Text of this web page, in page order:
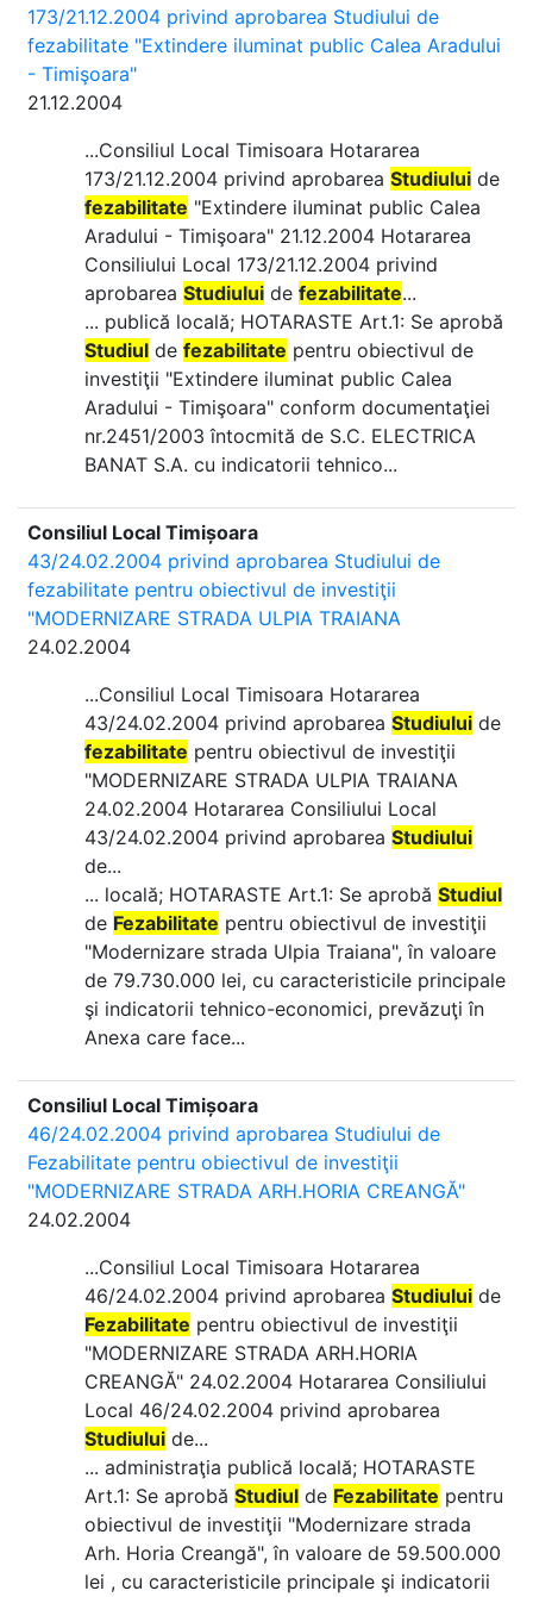
173/21.12.2004 privind aprobarea Studiului de
fezabilitate "Extindere iluminat public Calea Aradului
- Timişoara"
21.12.2004
...Consiliul Local Timisoara Hotararea
173/21.12.2004 privind aprobarea Studiului de
fezabilitate "Extindere iluminat public Calea
Aradului - Timişoara" 21.12.2004 Hotararea
Consiliului Local 173/21.12.2004 privind
aprobarea Studiului de fezabilitate...
... publică locală; HOTARASTE Art.1: Se aprobă
Studiul de fezabilitate pentru obiectivul de
investiţii "Extindere iluminat public Calea
Aradului - Timişoara" conform documentaţiei
nr.2451/2003 întocmită de S.C. ELECTRICA
BANAT S.A. cu indicatorii tehnico...
Consiliul Local Timișoara
43/24.02.2004 privind aprobarea Studiului de
fezabilitate pentru obiectivul de investiţii
"MODERNIZARE STRADA ULPIA TRAIANA
24.02.2004
...Consiliul Local Timisoara Hotararea
43/24.02.2004 privind aprobarea Studiului de
fezabilitate pentru obiectivul de investiţii
"MODERNIZARE STRADA ULPIA TRAIANA
24.02.2004 Hotararea Consiliului Local
43/24.02.2004 privind aprobarea Studiului
de...
... locală; HOTARASTE Art.1: Se aprobă Studiul
de Fezabilitate pentru obiectivul de investiţii
"Modernizare strada Ulpia Traiana", în valoare
de 79.730.000 lei, cu caracteristicile principale
şi indicatorii tehnico-economici, prevăzuţi în
Anexa care face...
Consiliul Local Timișoara
46/24.02.2004 privind aprobarea Studiului de
Fezabilitate pentru obiectivul de investiţii
"MODERNIZARE STRADA ARH.HORIA CREANGĂ"
24.02.2004
...Consiliul Local Timisoara Hotararea
46/24.02.2004 privind aprobarea Studiului de
Fezabilitate pentru obiectivul de investiţii
"MODERNIZARE STRADA ARH.HORIA
CREANGĂ" 24.02.2004 Hotararea Consiliului
Local 46/24.02.2004 privind aprobarea
Studiului de...
... administraţia publică locală; HOTARASTE
Art.1: Se aprobă Studiul de Fezabilitate pentru
obiectivul de investiţii "Modernizare strada
Arh. Horia Creangă", în valoare de 59.500.000
lei , cu caracteristicile principale şi indicatorii